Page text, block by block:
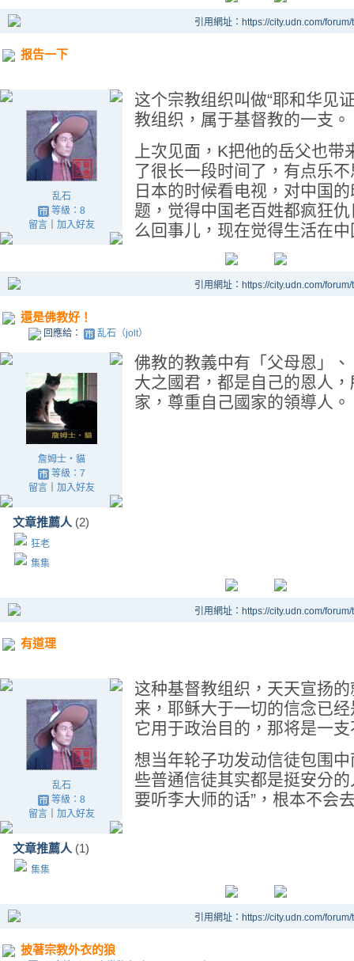
引用網址：https://city.udn.com/
报告一下
乱石
等級：8
留言｜ 加入好友
这个宗教组织叫做“耶和华见
教组织，属于基督教的一支。
上次见面，K把他的岳父也
了很长一段时间了，有点乐
日本的时候看电视，对中国
题，觉得中国老百姓都疯狂
么回事儿，现在觉得生活在
引用網址：https://city.udn.com/
還是佛教好！
回應給： 乱石（jolt）
詹姆士‧貓
等級：7
留言｜ 加入好友
文章推薦人 (2)
狂老
集集
佛教的教義中有「父母恩」
大之國君，都是自己的恩人
家，尊重自己國家的領導人。
引用網址：https://city.udn.com/
有道理
乱石
等級：8
留言｜ 加入好友
文章推薦人 (1)
集集
这种基督教组织，天天宣扬
来，耶稣大于一切的信念已
它用于政治目的，那将是一
想当年轮子功发动信徒包围
些普通信徒其实都是挺安分
要听李大师的话”，根本不会
引用網址：https://city.udn.com/
披著宗教外衣的狼